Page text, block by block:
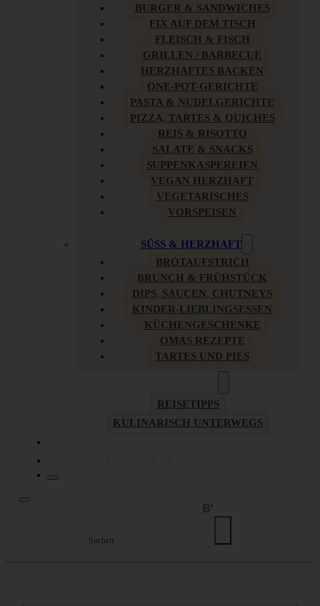
BURGER & SANDWICHES
FIX AUF DEM TISCH
FLEISCH & FISCH
GRILLEN / BARBECUE
HERZHAFTES BACKEN
ONE-POT-GERICHTE
PASTA & NUDELGERICHTE
PIZZA, TARTES & QUICHES
REIS & RISOTTO
SALATE & SNACKS
SUPPENKASPEREIEN
VEGAN HERZHAFT
VEGETARISCHES
VORSPEISEN
SÜSS & HERZHAFT
BROTAUFSTRICH
BRUNCH & FRÜHSTÜCK
DIPS, SAUCEN, CHUTNEYS
KINDER-LIEBLINGSESSEN
KÜCHENGESCHENKE
OMAS REZEPTE
TARTES UND PIES
REISETIPPS
KULINARISCH UNTERWEGS